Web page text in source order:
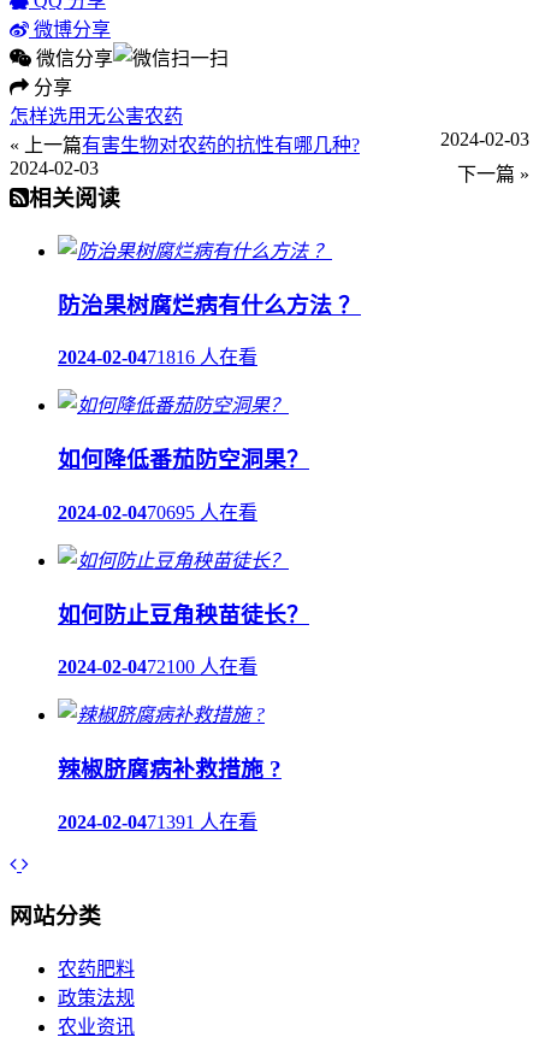
微博分享
微信分享
分享
怎样选用无公害农药
« 上一篇
2024-02-03
有害生物对农药的抗性有哪几种?
下一篇 »
2024-02-03
相关阅读
防治果树腐烂病有什么方法 ？
2024-02-0471816 人在看
如何降低番茄防空洞果？
2024-02-0470695 人在看
如何防止豆角秧苗徒长？
2024-02-0472100 人在看
辣椒脐腐病补救措施 ?
2024-02-0471391 人在看
网站分类
农药肥料
政策法规
农业资讯